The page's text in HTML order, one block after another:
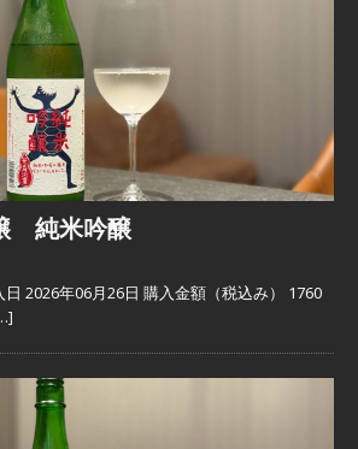
純米吟醸
2026年06月26日 購入金額（税込み） 1760